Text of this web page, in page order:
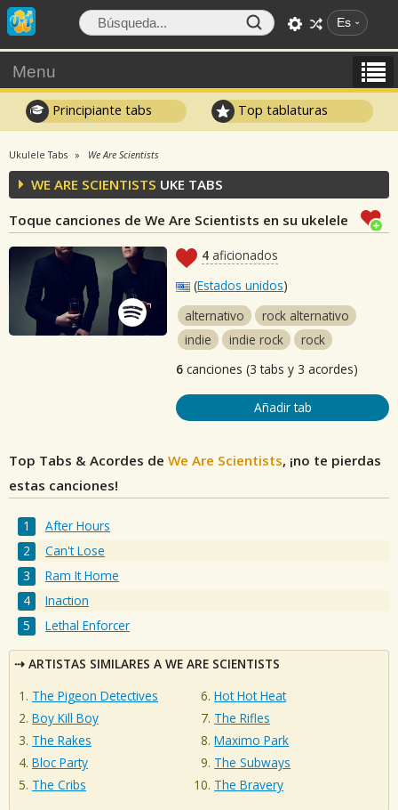
Es
Menu
Principiante tabs Top tablaturas
Ukulele Tabs We Are Scientists
WE ARE SCIENTISTS UKE TABS
Toque canciones de We Are Scientists en su ukelele
4 aficionados
(Estados unidos)
alternativo
rock alternativo
indie
indie rock
rock
6 canciones (3 tabs y 3 acordes)
Añadir tab
Top Tabs & Acordes de We Are Scientists, ¡no te pierdas
estas canciones!
After Hours
Can't Lose
Ram It Home
Inaction
Lethal Enforcer
ARTISTAS SIMILARES A WE ARE SCIENTISTS
The Pigeon Detectives
Boy Kill Boy
The Rakes
Bloc Party
The Cribs
Hot Hot Heat
The Rifles
Maximo Park
The Subways
The Bravery